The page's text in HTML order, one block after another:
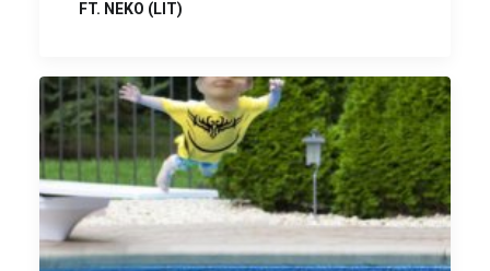
FT. NEKO (LIT)